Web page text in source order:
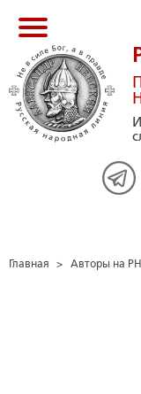
Главная > Авторы на